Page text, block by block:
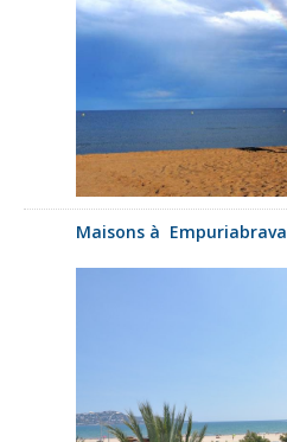
Maisons à Empuriabrava